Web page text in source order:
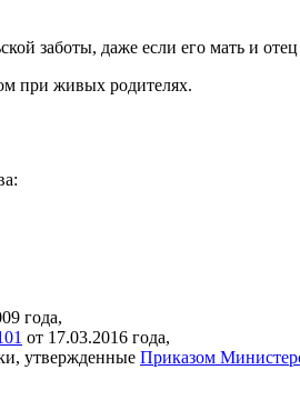
заботы, даже если его мать и
при живых родителях.
года,
от 17.03.2016 года,
утвержденные Приказом